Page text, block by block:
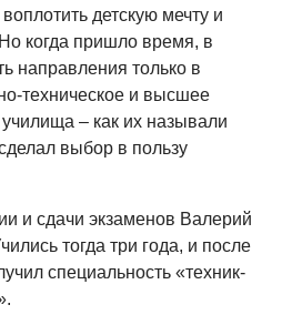
детскую мечту и
когда пришло время, в
направления только в
техническое и высшее
– как их называли
выбор в пользу
и сдачи экзаменов Валерий
тогда три года, и после
специальность «техник-